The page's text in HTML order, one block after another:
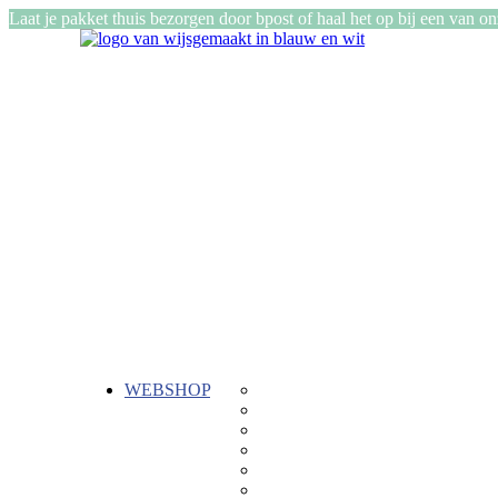
Laat je pakket thuis bezorgen door bpost of haal het op bij een van
WEBSHOP